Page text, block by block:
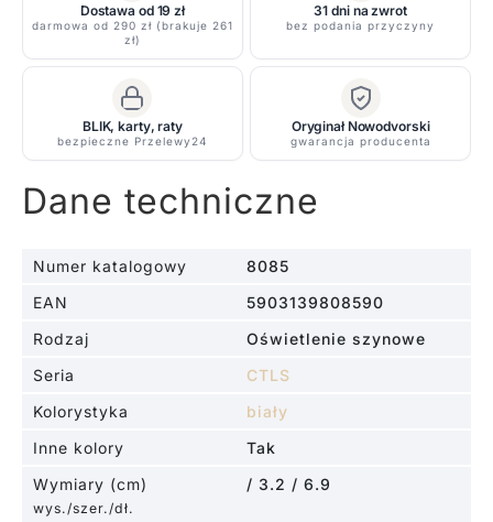
Mini
w
kolorze
Dostawa od 19 zł
darmowa od 290 zł (brakuje 261
zł)
31 dni na zwrot
bez podania przyczyny
BLIK, karty, raty
bezpieczne Przelewy24
Oryginał Nowodvorski
gwarancja producenta
Dane techniczne
Numer katalogowy
8085
EAN
5903139808590
Rodzaj
Oświetlenie szynowe
Seria
CTLS
Kolorystyka
biały
Inne kolory
Tak
Wymiary (cm)
wys./szer./dł.
/ 3.2 / 6.9